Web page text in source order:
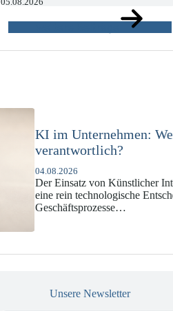
KI-Compliance in der
DSGVO und KI-VO
07.07.2026
Die europäische
enorme Komplexität erreicht,
und Versicherungswirtschaft
Unsere Newsletter